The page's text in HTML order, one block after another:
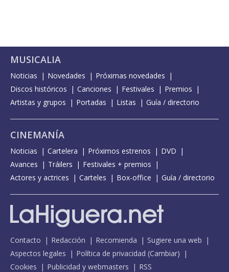
MUSICALIA
Noticias Novedades
Próximas novedades
Discos históricos
Canciones Festivales
Premios
Artistas y grupos
Portadas Listas Guía / directorio
CINEMANÍA
Noticias Cartelera Próximos estrenos
DVD
Avances
Tráilers
Festivales + premios
Actores y actrices
Carteles Box-office Guía / directorio
Contacto Redacción Recomienda
Sugiere una web
Aspectos legales
Política de privacidad (Cambiar)
Cookies
Publicidad y webmasters RSS